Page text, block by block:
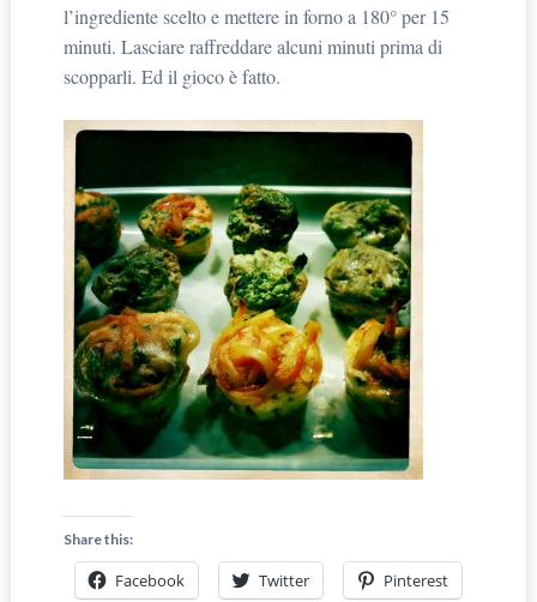
l’ingrediente scelto e mettere in forno a 180° per 15
minuti. Lasciare raffreddare alcuni minuti prima di
scopparli. Ed il gioco è fatto.
Share this:
Facebook Twitter Pinterest